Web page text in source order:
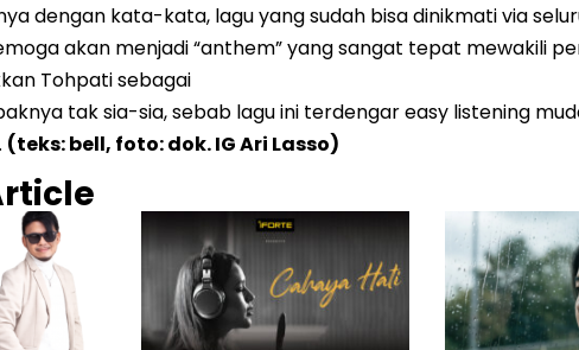
dengan kata-kata, lagu yang sudah bisa dinikmati via
akan menjadi “anthem” yang sangat tepat mewakili
Tohpati sebagai
tak sia-sia, sebab lagu ini terdengar easy listening
(teks: bell, foto: dok. IG Ari Lasso)